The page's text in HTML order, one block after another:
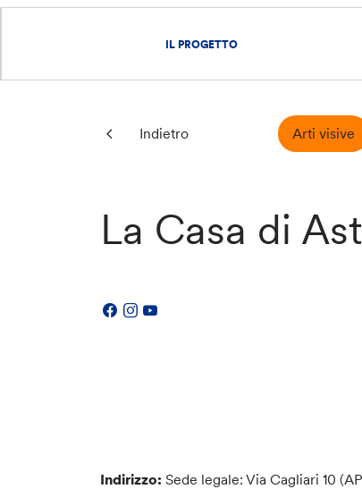
IL PROGETTO
Indietro Arti visive
La Casa di
Indirizzo: Sede legale: Via Cagliari 10